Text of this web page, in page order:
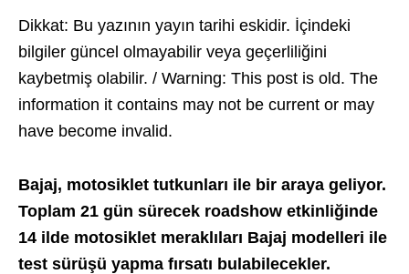
Dikkat: Bu yazının yayın tarihi eskidir. İçindeki
bilgiler güncel olmayabilir veya geçerliliğini
kaybetmiş olabilir. / Warning: This post is old. The
information it contains may not be current or may
have become invalid.
Bajaj, motosiklet tutkunları ile bir araya geliyor.
Toplam 21 gün sürecek roadshow etkinliğinde
14 ilde motosiklet meraklıları Bajaj modelleri ile
test sürüşü yapma fırsatı bulabilecekler.